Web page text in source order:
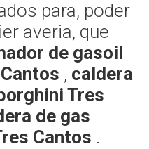
para, poder
averia, que
de gasoil
, caldera
Tres
de gas
Cantos .